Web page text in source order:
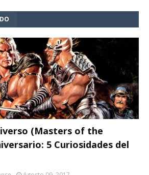
(Masters of the
5 Curiosidades del